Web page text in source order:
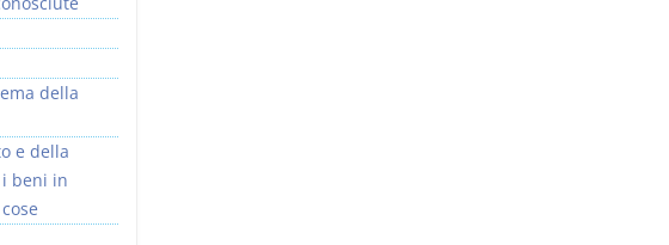
della
e della
beni in
Rapporto e
relazione giuridica
Versione ebook